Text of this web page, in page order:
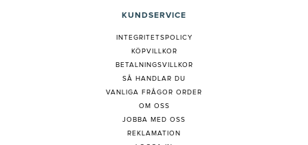
KUNDSERVICE
INTEGRITETSPOLICY
KÖPVILLKOR
BETALNINGSVILLKOR
SÅ HANDLAR DU
VANLIGA FRÅGOR ORDER
OM OSS
JOBBA MED OSS
REKLAMATION